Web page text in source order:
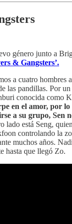
género junto a
& Gangsters’.
a cuatro hombres
las pandillas. Por
conocida como
en el amor, por
a su grupo, Sen
lado está Seng,
controlando la
muchos años.
hasta que llegó Zo.